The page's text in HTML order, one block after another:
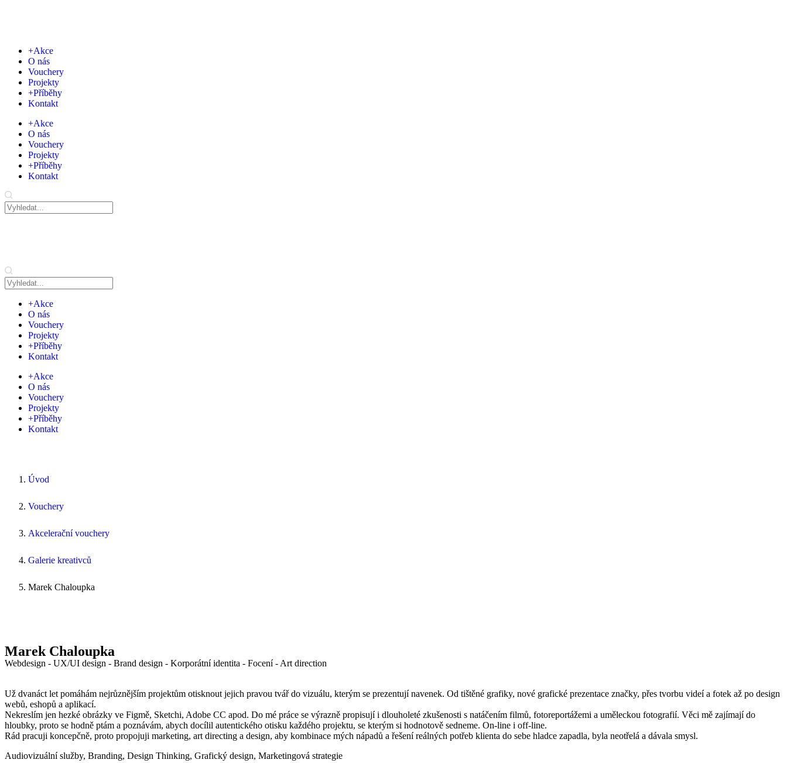
+Akce
O nás
Vouchery
Projekty
+Příběhy
Kontakt
+Akce
O nás
Vouchery
Projekty
+Příběhy
Kontakt
+Akce
O nás
Vouchery
Projekty
+Příběhy
Kontakt
+Akce
O nás
Vouchery
Projekty
+Příběhy
Kontakt
Úvod
Vouchery
Akcelerační vouchery
Galerie kreativců
Marek Chaloupka
Marek Chaloupka
Webdesign - UX/UI design - Brand design - Korporátní identita - Focení - Art direction
Už dvanáct let pomáhám nejrůznějším projektům otisknout jejich pravou tvář do vizuálu, kterým se prezentují navenek. Od tištěné grafiky, nové grafické prezentace značky, přes tvorbu videí a fotek až po design
webů, eshopů a aplikací.
Nekreslím jen hezké obrázky ve Figmě, Sketchi, Adobe CC apod. Do mé práce se výrazně propisují i dlouholeté zkušenosti s natáčením filmů, fotoreportážemi a uměleckou fotografií. Věci mě zajímají do
hloubky, proto se hodně ptám a poznávám, abych docílil autentického otisku každého projektu, se kterým si hodnotově sedneme. On-line i off-line.
Rád pracuji koncepčně, proto propojuji marketing, art directing a design, aby kombinace mých nápadů a řešení reálných potřeb klienta do sebe hladce zapadla, byla neotřelá a dávala smysl.
Audiovizuální služby, Branding, Design Thinking, Grafický design, Marketingová strategie